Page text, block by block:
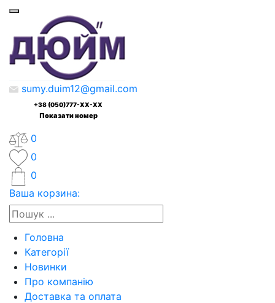
sumy.duim12@gmail.com
+38 (050)777-XX-XX
Показати номер
0
0
0
Ваша корзина:
Головна
Категорії
Новинки
Про компанію
Доставка та оплата